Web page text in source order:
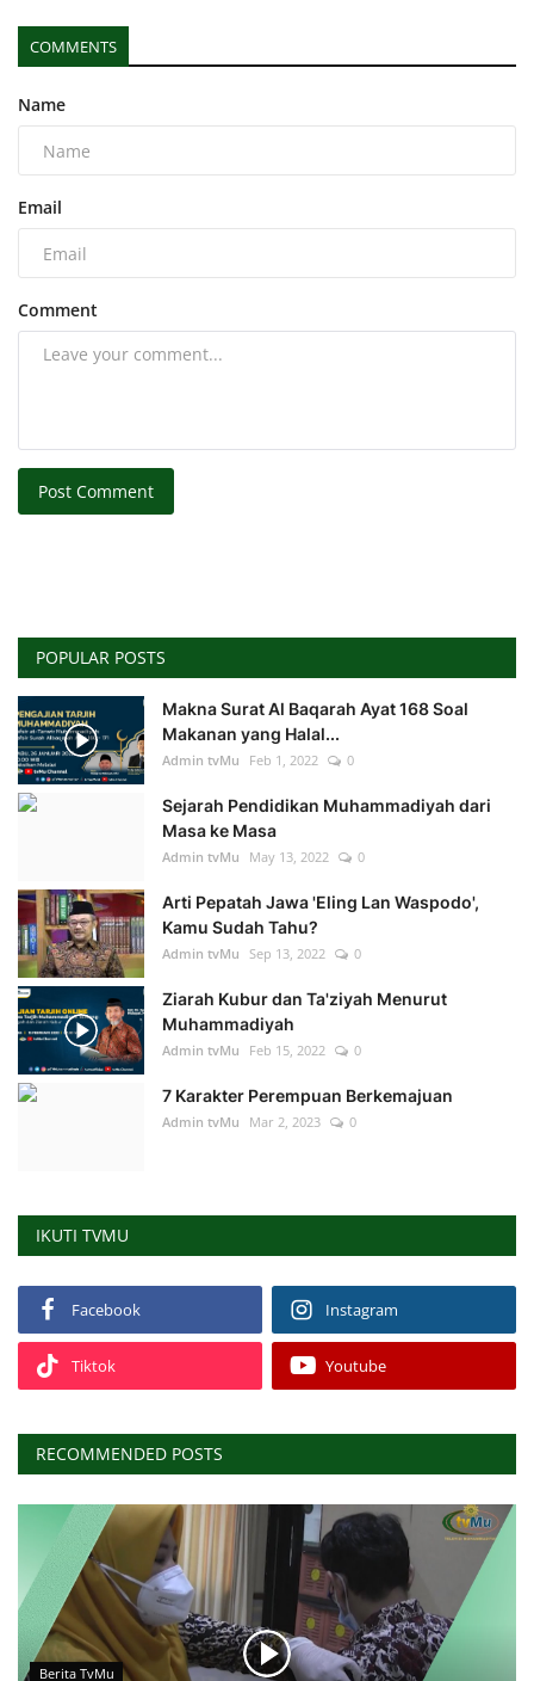
COMMENTS
Name
Email
Comment
Post Comment
POPULAR POSTS
Makna Surat Al Baqarah Ayat 168 Soal
Makanan yang Halal...
Admin tvMu Feb 1, 2022 0
Sejarah Pendidikan Muhammadiyah dari
Masa ke Masa
Admin tvMu May 13, 2022 0
Arti Pepatah Jawa 'Eling Lan Waspodo',
Kamu Sudah Tahu?
Admin tvMu Sep 13, 2022 0
Ziarah Kubur dan Ta'ziyah Menurut
Muhammadiyah
Admin tvMu Feb 15, 2022 0
7 Karakter Perempuan Berkemajuan
Admin tvMu Mar 2, 2023 0
IKUTI TVMU
Facebook Instagram
Tiktok Youtube
RECOMMENDED POSTS
Berita TvMu